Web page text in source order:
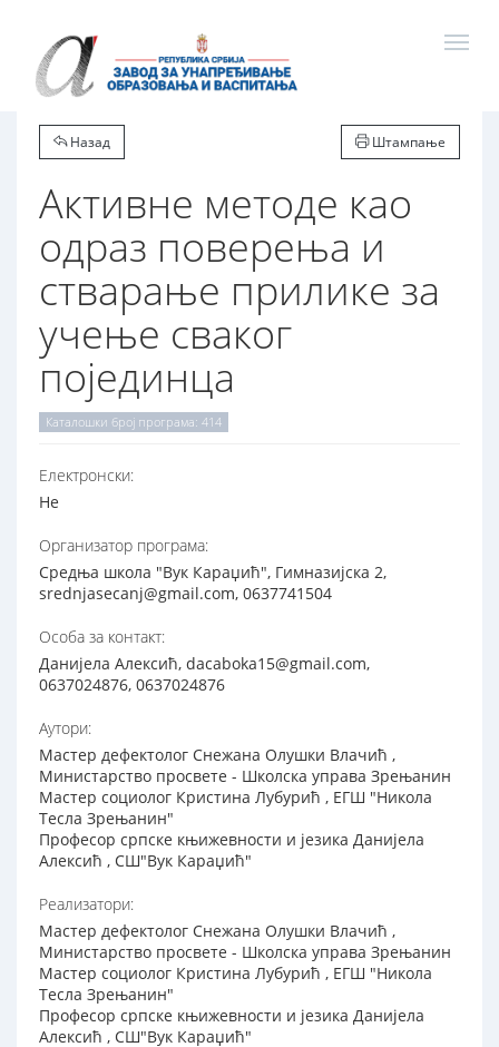
Назад Штампање
Активне методе као
одраз поверења и
стварање прилике за
учење сваког
појединца
Каталошки број програма: 414
Електронски:
Не
Организатор програма:
Средња школа "Вук Караџић", Гимназијска 2,
srednjasecanj@gmail.com, 0637741504
Особа за контакт:
Данијела Алексић, dacaboka15@gmail.com,
0637024876, 0637024876
Аутори:
Мастер дефектолог Снежана Олушки Влачић ,
Министарство просвете - Школска управа Зрењанин
Мастер социолог Кристина Лубурић , ЕГШ "Никола
Тесла Зрењанин"
Професор српске књижевности и језика Данијела
Алексић , СШ"Вук Караџић"
Реализатори:
Мастер дефектолог Снежана Олушки Влачић ,
Министарство просвете - Школска управа Зрењанин
Мастер социолог Кристина Лубурић , ЕГШ "Никола
Тесла Зрењанин"
Професор српске књижевности и језика Данијела
Алексић , СШ"Вук Караџић"